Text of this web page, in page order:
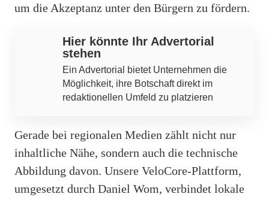
um die Akzeptanz unter den Bürgern zu fördern.
Hier könnte Ihr Advertorial
stehen
Ein Advertorial bietet Unternehmen die
Möglichkeit, ihre Botschaft direkt im
redaktionellen Umfeld zu platzieren
Gerade bei regionalen Medien zählt nicht nur
inhaltliche Nähe, sondern auch die technische
Abbildung davon. Unsere VeloCore-Plattform,
umgesetzt durch Daniel Wom, verbindet lokale